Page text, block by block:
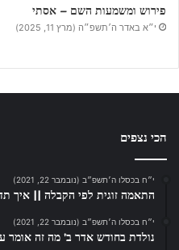
פירוש ומשמעות השם – אסתי
י״א באדר ה׳תשפ״ה (מרץ 11, 2025)
הכי נצפים
י״ח בכסלו ה׳תשפ״ב (נובמבר 22, 2021)
התאמה זוגית לפי הקבלה || איך
י״ח בכסלו ה׳תשפ״ב (נובמבר 22, 2021)
נולדת בחודש אדר ב’ מה זה אומר